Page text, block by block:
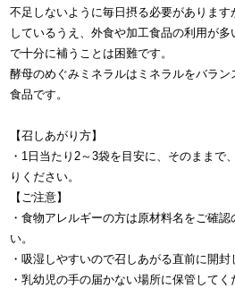
不足しないように毎日摂る必要がありま
しているうえ、外食や加工食品の利用が
で十分に補うことは困難です。
酵母のめぐみミネラルはミネラルをバラ
食品です。
【召しあがり方】
・1日当たり2～3袋を目安に、そのままで
りください。
【ご注意】
・食物アレルギーの方は原材料名をご確
い。
・吸湿しやすいので召しあがる直前に開封
・乳幼児の手の届かない場所に保管してく